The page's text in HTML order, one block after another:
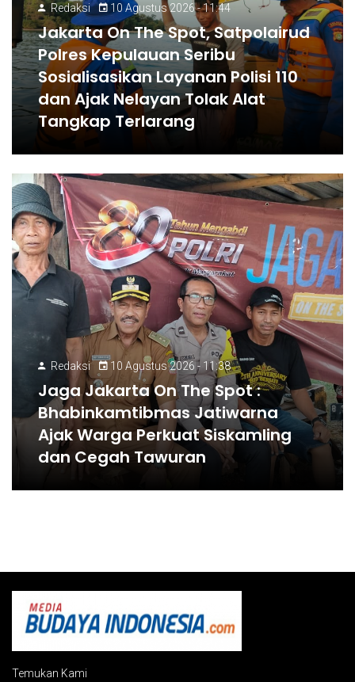
Redaksi 10 Agustus 2026 - 11:44
Jakarta On The Spot, Satpolairud
Polres Kepulauan Seribu
Sosialisasikan Layanan Polisi 110
dan Ajak Nelayan Tolak Alat
Tangkap Terlarang
Redaksi 10 Agustus 2026 - 11:38
Jaga Jakarta On The Spot :
Bhabinkamtibmas Jatiwarna
Ajak Warga Perkuat Siskamling
dan Cegah Tawuran
Temukan Kami